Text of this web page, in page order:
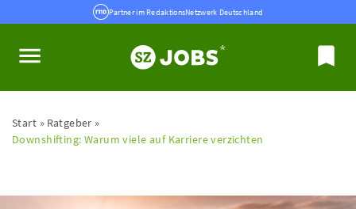
Partner im RedaktionsNetzwerk Deutschland
Start
Ratgeber
Downshifting: Warum viele auf Karriere verzichten